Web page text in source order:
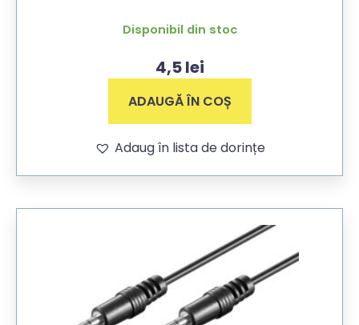
Disponibil din stoc
4,5lei
ADAUGĂ ÎN COȘ
Adaug în lista de dorințe